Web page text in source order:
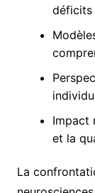
déficits
Impact
et la
La